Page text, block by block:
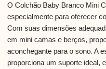
O Colchão Baby Branco Mini
especialmente para oferecer
Com suas dimensões
em mini camas e berços,
aconchegante para o sono. A
proporciona um suporte ideal,